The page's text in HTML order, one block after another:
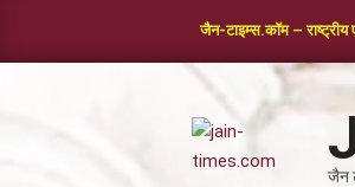
जैन-टाइम्स.कॉम – राष्ट्रीय
जैन